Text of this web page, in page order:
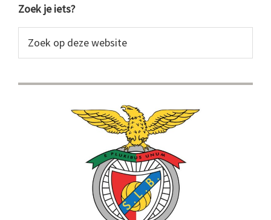
Primaire
Sidebar
Zoek je iets?
op
website